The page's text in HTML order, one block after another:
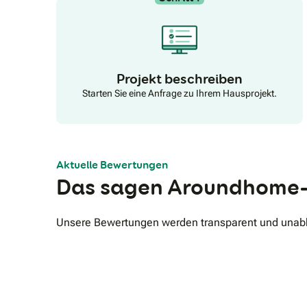
Projekt beschreiben
Starten Sie eine Anfrage zu Ihrem Hausprojekt.
Aktuelle Bewertungen
Das sagen
Unsere Bewertungen werden transparent und